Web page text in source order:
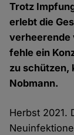
Trotz
erlebt die
verheerende
fehle ein
zu schützen,
Nobmann.
Herbst 2021.